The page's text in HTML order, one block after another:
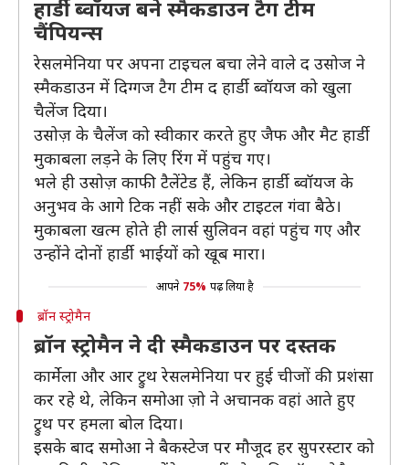
हार्डी ब्वॉयज बने स्मैकडाउन टैग टीम
चैंपियन्स
रेसलमेनिया पर अपना टाइचल बचा लेने वाले द उसोज ने
स्मैकडाउन में दिग्गज टैग टीम द हार्डी ब्वॉयज को खुला
चैलेंज दिया।
उसोज़ के चैलेंज को स्वीकार करते हुए जैफ और मैट हार्डी
मुकाबला लड़ने के लिए रिंग में पहुंच गए।
भले ही उसोज़ काफी टैलेंटेड हैं, लेकिन हार्डी ब्वॉयज के
अनुभव के आगे टिक नहीं सके और टाइटल गंवा बैठे।
मुकाबला खत्म होते ही लार्स सुलिवन वहां पहुंच गए और
उन्होंने दोनों हार्डी भाईयों को खूब मारा।
आपने 75% पढ़ लिया है
ब्रॉन स्ट्रोमैन
ब्रॉन स्ट्रोमैन ने दी स्मैकडाउन पर दस्तक
कार्मेला और आर ट्रुथ रेसलमेनिया पर हुई चीजों की प्रशंसा
कर रहे थे, लेकिन समोआ ज़ो ने अचानक वहां आते हुए
ट्रुथ पर हमला बोल दिया।
इसके बाद समोआ ने बैकस्टेज पर मौजूद हर सुपरस्टार को